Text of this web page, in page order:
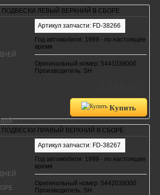
ЛЕВЫЙ ВЕРХНИЙ В СБОРЕ
Артикул запчасти: FD-38266
Год автомобиля: 1999 - по настоящее
время
Оригинальный номер: 5441038000
Производитель: SH
Купить
ПРАВЫЙ ВЕРХНИЙ В СБОРЕ
Артикул запчасти: FD-38267
Год автомобиля: 1999 - по настоящее
время
Оригинальный номер: 5442038000
Производитель: SH